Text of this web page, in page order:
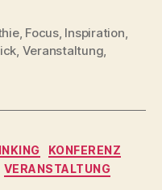
, Focus, Inspiration,
, Veranstaltung,
KONFERENZ
VERANSTALTUNG